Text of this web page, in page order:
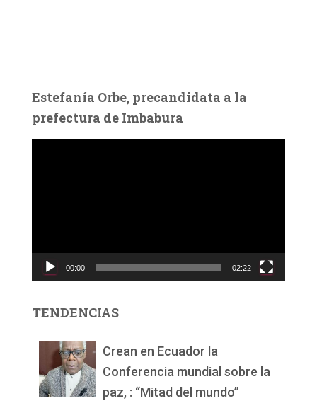
Estefanía Orbe, precandidata a la
prefectura de Imbabura
c
d
00:00 02:22
TENDENCIAS
Crean en Ecuador la
Conferencia mundial sobre la
paz, : “Mitad del mundo”